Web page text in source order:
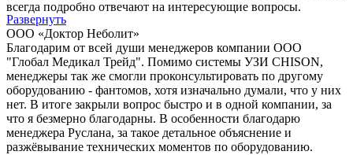
всегда подробно отвечают на интересующие вопросы.
Развернуть
ООО «Доктор Неболит»
Благодарим от всей души менеджеров компании ООО
"Глобал Медикал Трейд". Помимо системы УЗИ CHISON,
менеджеры так же смогли проконсультировать по другому
оборудованию - фантомов, хотя изначально думали, что у них
нет. В итоге закрыли вопрос быстро и в одной компании, за
что я безмерно благодарны. В особенности благодарю
менеджера Руслана, за такое детальное объяснение и
разжёвывание технических моментов по оборудованию.